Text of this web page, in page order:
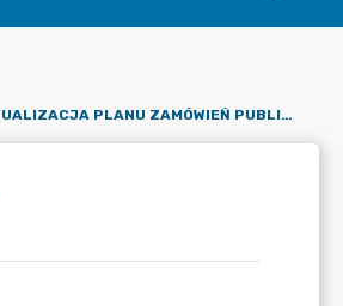
AKTUALIZACJA PLANU ZAMÓWIEŃ PUBLICZNYCH NA 2026 ROK Z DNIA 02.03.2026 R.